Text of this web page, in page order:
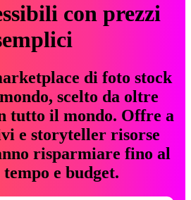
con prezzi
di foto stock
scelto da oltre
tutto il mondo. Offre a
e storyteller risorse
risparmiare fino al
e budget.